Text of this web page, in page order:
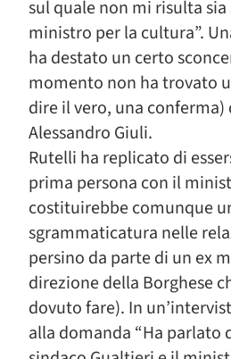
sul quale non mi risulta
ministro per la cultura”.
ha destato un certo
momento non ha trovato
dire il vero, una
Alessandro Giuli.
Rutelli ha replicato di
prima persona con il
costituirebbe comunque
sgrammaticatura nelle
persino da parte di un ex
direzione della Borghese
dovuto fare). In
alla domanda “Ha parlato